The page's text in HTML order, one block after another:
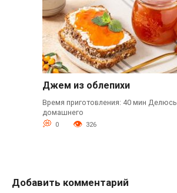
Джем из облепихи
Время приготовления: 40 мин
домашнего
0 326
Добавить комментарий